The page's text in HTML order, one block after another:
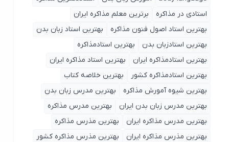
استادی در مذاکره
برترین معلم مذاکره ایران
بهترین استاد اصول ‌فنون مذاکره
بهترین استاد زبان بدن
بهترین استادزبان بدن
بهترین استادمذاکره
بهترین استادمذاکره ایران
بهترین استاد مذاکره ایران
بهترین استادمذاکره کشور
بهترین خلاصه کتاب
بهترین شیوه آمورش مذاکره
بهترین مدرس زبان بدن
بهترین مدرس زبان بدن ایران
بهترین مدرس مذاکره
بهترین مدرس مذاکره ایران
بهترین مذرس مذاکره
بهترین مذرس مذاکره ایران
بهترین مذرس مذاکره کشور